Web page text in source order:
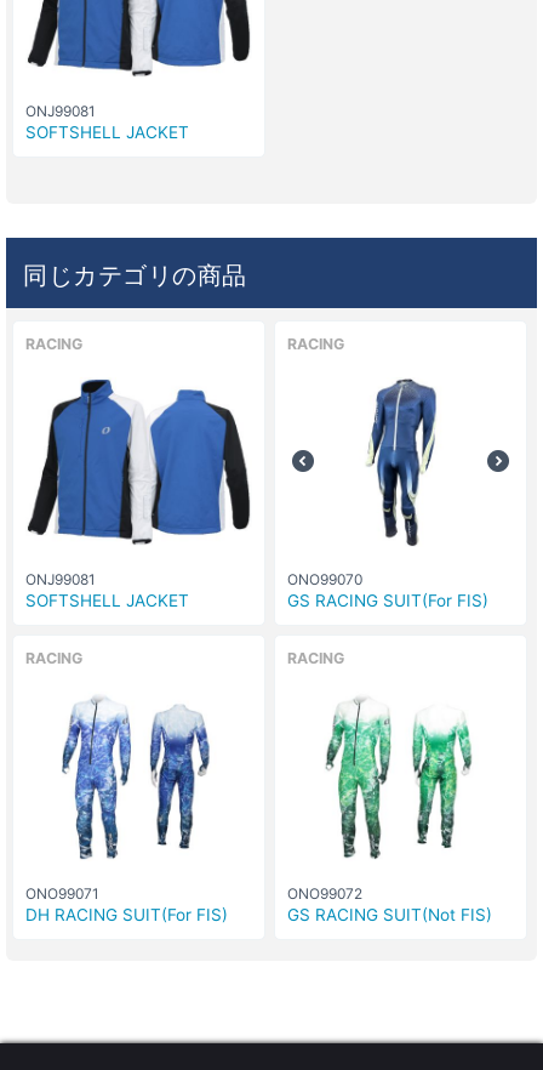
ONJ99081
SOFTSHELL JACKET
同じカテゴリの商品
RACING
ONJ99081
SOFTSHELL JACKET
RACING
ONO99070
GS RACING SUIT(For FIS)
RACING
ONO99071
DH RACING SUIT(For FIS)
RACING
ONO99072
GS RACING SUIT(Not FIS)